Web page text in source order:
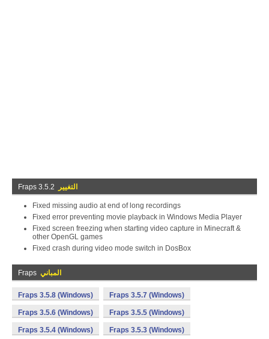
Fraps 3.5.2 التغيير
Fixed missing audio at end of long recordings
Fixed error preventing movie playback in Windows Media Player
Fixed screen freezing when starting video capture in Minecraft &
other OpenGL games
Fixed crash during video mode switch in DosBox
Fraps المباني
Fraps 3.5.8 (Windows) Fraps 3.5.7 (Windows)
Fraps 3.5.6 (Windows) Fraps 3.5.5 (Windows)
Fraps 3.5.4 (Windows) Fraps 3.5.3 (Windows)